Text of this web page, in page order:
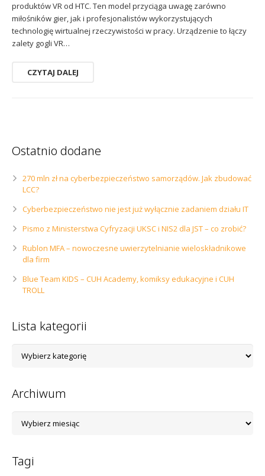
produktów VR od HTC. Ten model przyciąga uwagę zarówno
miłośników gier, jak i profesjonalistów wykorzystujących
technologię wirtualnej rzeczywistości w pracy. Urządzenie to łączy
zalety gogli VR…
CZYTAJ DALEJ
Ostatnio dodane
270 mln zł na cyberbezpieczeństwo samorządów. Jak zbudować
LCC?
Cyberbezpieczeństwo nie jest już wyłącznie zadaniem działu IT
Pismo z Ministerstwa Cyfryzacji UKSC i NIS2 dla JST – co zrobić?
Rublon MFA – nowoczesne uwierzytelnianie wieloskładnikowe
dla firm
Blue Team KIDS – CUH Academy, komiksy edukacyjne i CUH
TROLL
Lista kategorii
kategorii
Archiwum
Tagi